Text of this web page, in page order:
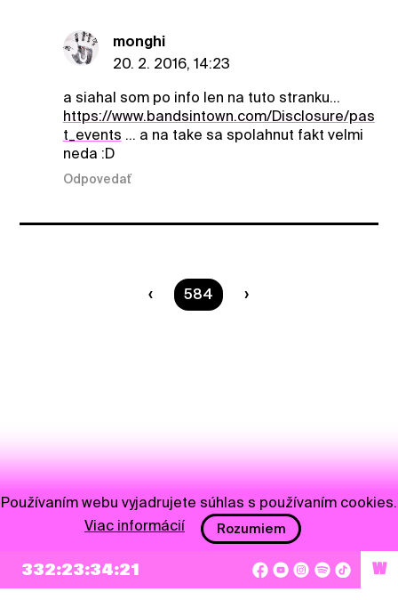
monghi
20. 2. 2016, 14:23
a siahal som po info len na tuto stranku...
https://www.bandsintown.com/Disclosure/pas
t_events ... a na take sa spolahnut fakt velmi
neda :D
Odpovedať
Ste na strane
584
NEWSLETTER
332:23:34:21 W
Používaním webu vyjadrujete súhlas s používaním cookies.
Viac informácií
Rozumiem